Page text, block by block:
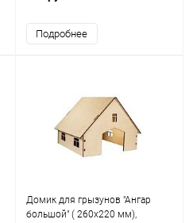
Подробнее
Домик для грызунов "Ангар
большой" ( 260х220 мм),